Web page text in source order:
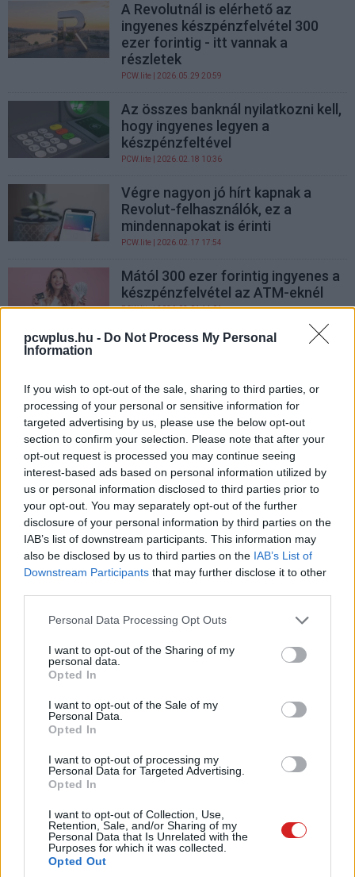
pcwplus.hu - Do Not Process My Personal
Information
If you wish to opt-out of the sale, sharing to third parties, or
processing of your personal or sensitive information for
targeted advertising by us, please use the below opt-out
section to confirm your selection. Please note that after your
opt-out request is processed you may continue seeing
interest-based ads based on personal information utilized by
us or personal information disclosed to third parties prior to
your opt-out. You may separately opt-out of the further
disclosure of your personal information by third parties on the
IAB’s list of downstream participants. This information may
also be disclosed by us to third parties on the IAB’s List of
Downstream Participants that may further disclose it to other
Please note that this website/app uses one or more Google
not limited to your visit or usage behaviour. You may click to
grant or deny consent to Google and its third-party tags to
use your data for below specified purposes in below Google
consent section.
Personal Data Processing Opt Outs
I want to opt-out of the Sharing of my
personal data.
Opted In
I want to opt-out of the Sale of my
Personal Data.
Opted In
I want to opt-out of processing my
Personal Data for Targeted Advertising.
Opted In
I want to opt-out of Collection, Use,
Retention, Sale, and/or Sharing of my
Personal Data that Is Unrelated with the
Purposes for which it was collected.
Opted Out
A Revolutnál is elérhető az
ingyenes készpénzfelvétel 300
ezer forintig - itt vannak a
részletek
PCW.lite | 2026.05.29 20:59
Az összes banknál nyilatkozni kell,
hogy ingyenes legyen a
készpénzfeltével
PCW.lite | 2026.02.18 10:36
Végre nagyon jó hírt kapnak a
Revolut-felhasználók, ez a
mindennapokat is érinti
PCW.lite | 2026.02.17 17:54
Mától 300 ezer forintig ingyenes a
készpénzfelvétel az ATM-eknél
PCW.lite| 2026.02.01 14:01
Az OTP bezárt egy sok előnnyel
PCW.lite| 2025.09.23 13:25
Ne lepődj meg, ha nem tudsz az
OTP-s bankkártyáddal fizetni
vagy készpénzt felvenni
PCW.lite | 2023.01.26 09:05
Jön a mobillal való ATM-es
pénzfelvétel
Mobil| 2016.01.29 13:00